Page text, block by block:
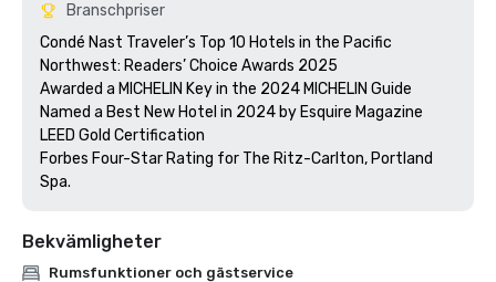
Branschpriser
Condé Nast Traveler’s Top 10 Hotels in the Pacific
Northwest: Readers’ Choice Awards 2025
Awarded a MICHELIN Key in the 2024 MICHELIN Guide
Named a Best New Hotel in 2024 by Esquire Magazine
LEED Gold Certification
Forbes Four-Star Rating for The Ritz-Carlton, Portland
Bekvämligheter
Rumsfunktioner och gästservice